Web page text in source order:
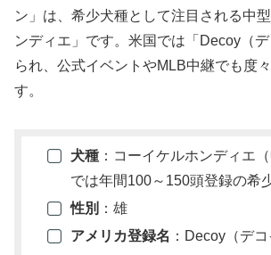
ン」は、希少犬種として注目される中
ンディエ」です。米国では「Decoy（
られ、公式イベントやMLB中継でも度
す。
犬種：コーイケルホンディエ
では年間100～150頭登録の希
性別 ：雄
アメリカ登録名 ：Decoy（デコ